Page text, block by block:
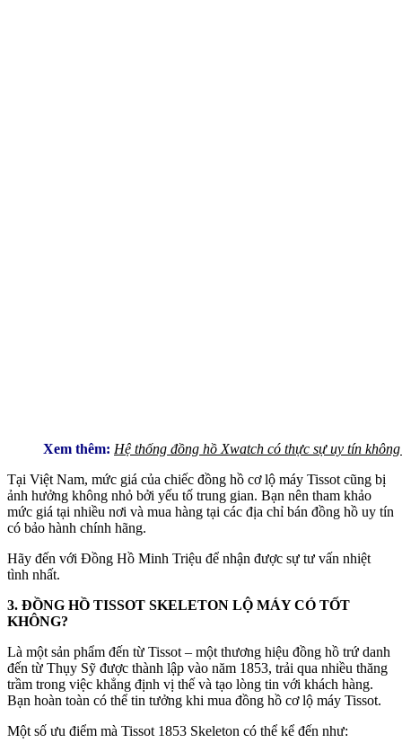
Xem thêm: Hệ thống đồng hồ Xwatch có thực sự uy tín
Tại Việt Nam, mức giá của chiếc đồng hồ cơ lộ máy Tissot cũng bị
ảnh hưởng không nhỏ bởi yếu tố trung gian. Bạn nên tham khảo
mức giá tại nhiều nơi và mua hàng tại các địa chỉ bán đồng hồ uy tín
có bảo hành chính hãng.
Hãy đến với Đồng Hồ Minh Triệu để nhận được sự tư vấn nhiệt
tình nhất.
3. ĐỒNG HỒ TISSOT SKELETON LỘ MÁY CÓ TỐT
KHÔNG?
Là một sản phẩm đến từ Tissot – một thương hiệu đồng hồ trứ danh
đến từ Thụy Sỹ được thành lập vào năm 1853, trải qua nhiều thăng
trầm trong việc khẳng định vị thế và tạo lòng tin với khách hàng.
Bạn hoàn toàn có thể tin tưởng khi mua đồng hồ cơ lộ máy Tissot.
Một số ưu điểm mà Tissot 1853 Skeleton có thể kể đến như: